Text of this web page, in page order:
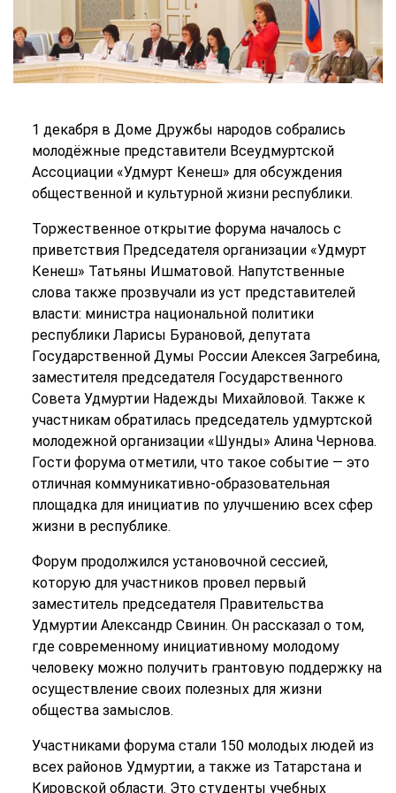
1 декабря в Доме Дружбы народов собрались
молодёжные представители Всеудмуртской
Ассоциации «Удмурт Кенеш» для обсуждения
общественной и культурной жизни республики.
Торжественное открытие форума началось с
приветствия Председателя организации «Удмурт
Кенеш» Татьяны Ишматовой. Напутственные
слова также прозвучали из уст представителей
власти: министра национальной политики
республики Ларисы Бурановой, депутата
Государственной Думы России Алексея Загребина,
заместителя председателя Государственного
Совета Удмуртии Надежды Михайловой. Также к
участникам обратилась председатель удмуртской
молодежной организации «Шунды» Алина Чернова.
Гости форума отметили, что такое событие — это
отличная коммуникативно-образовательная
площадка для инициатив по улучшению всех сфер
жизни в республике.
Форум продолжился установочной сессией,
которую для участников провел первый
заместитель председателя Правительства
Удмуртии Александр Свинин. Он рассказал о том,
где современному инициативному молодому
человеку можно получить грантовую поддержку на
осуществление своих полезных для жизни
общества замыслов.
Участниками форума стали 150 молодых людей из
всех районов Удмуртии, а также из Татарстана и
Кировской области. Это студенты учебных